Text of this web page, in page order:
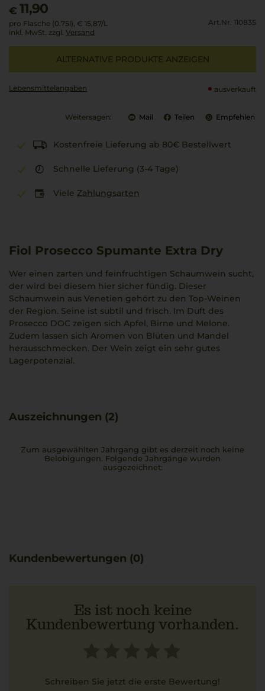
€ 11,90
pro Flasche (0.75l), € 15,87/L
inkl. MwSt. zzgl. Versand
Art.Nr. 110835
ALTERNATIVE PRODUKTE ANZEIGEN
Lebensmittel­angaben ausverkauft
Weitersagen: Mail Teilen Empfehlen
Kostenfreie Lieferung ab 80€ Bestellwert
Schnelle Lieferung (3-4 Tage)
Viele Zahlungsarten
Fiol Prosecco Spumante Extra Dry
Wer einen zarten und feinfruchtigen Schaumwein sucht,
der wird bei diesem hier sicher fündig. Dieser
Schaumwein aus Venetien gehört zu den Top-Weinen
der Region. Seine ist subtil und frisch. Im Duft des
Prosecco DOC zeigen sich Apfel, Birne und Melone.
Zudem lassen sich Aromen von Blüten und Mandel
herausschmecken. Der Wein zeigt ein sehr gutes
Lagerpotenzial.
Auszeichnungen (2)
Zum ausgewählten Jahrgang gibt es derzeit noch keine
Belobigungen. Folgende Jahrgänge wurden
ausgezeichnet:
Kundenbewertungen (0)
Es ist noch keine
Kundenbewertung vorhanden.
Schreiben Sie jetzt die erste Bewertung!